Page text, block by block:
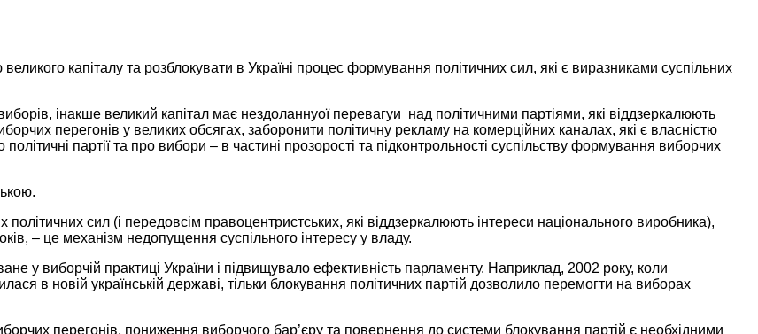
капіталу та розблокувати в Україні процес формування політичних сил, які є виразниками суспільних
інакше великий капітал має нездоланнуої перевагуи над політичними партіями, які віддзеркалюють
перегонів у великих обсягах, заборонити політичну рекламу на комерційних каналах, які є власністю
політичні партії та про вибори – в частині прозорості та підконтрольності суспільству формування виборчих
сил (і передовсім правоцентристських, які віддзеркалюють інтереси національного виробника),
– це механізм недопущення суспільного інтересу у владу.
у виборчій практиці України і підвищувало ефективність парламенту. Наприклад, 2002 року, коли
в новій українській державі, тільки блокування політичних партій дозволило перемогти на виборах
перегонів, пониження виборчого бар’єру та повернення до системи блокування партій є необхідними